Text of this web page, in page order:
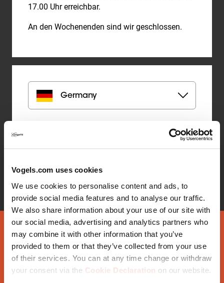
Vogels.com uses cookies
We use cookies to personalise content and ads, to
provide social media features and to analyse our traffic.
We also share information about your use of our site with
our social media, advertising and analytics partners who
may combine it with other information that you’ve
provided to them or that they’ve collected from your use
of their services. You can at any time change or withdraw
your consent via the Cookie Declaration on our website.
17.00 Uhr erreichbar.
An den Wochenenden sind wir geschlossen.
Germany
Vogel's Products BV | Vertriebseinheit Vogel's D-
In den Fichten 34
+49 (0) 5731 869170
Erhalten Sie unsere
aktuellsten Nachrichten